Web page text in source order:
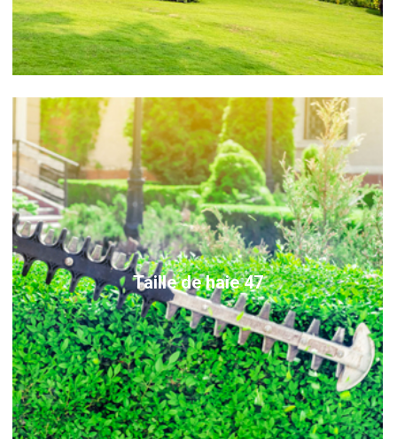
Taille de haie 47